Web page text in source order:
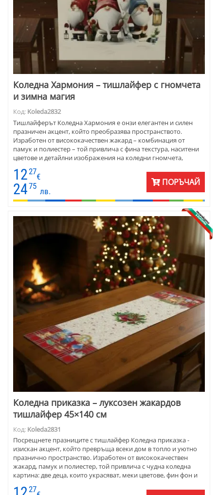
Коледна Хармония – тишлайфер с гномчета
и зимна магия
Код: Koleda2832
Тишлайферът Коледна Хармония е онзи елегантен и силен
празничен акцент, който преобразява пространството.
Изработен от висококачествен жакард – комбинация от
памук и полиестер – той привлича с фина текстура, наситени
цветове и детайлни изображения на коледни гномчета,
елхички и снежни мотиви. Материята пада красиво, стои
стабилно върху всякакъв тип маси и внася усещане за уют и
празничност . Предлага се в размери 40×100 см и 45×140 см ,
което го прави отличен избор за трапезни, холни и помощни
маси. Прекрасен за домове, заведения и като стилен коледен
1227
€
2475
лв.
ПОРЪЧАЙ
Коледна приказка – луксозен жакардов
тишлайфер 45×140 см
Код: Koleda2831
Посрещнете празниците с тишлайфер Коледна приказка -
изискан акцент, който превръща всеки дом в топло и уютно
празнично пространство. Изработен от висококачествен
жакард, памук и полиестер, той привлича с чудна коледна
картина: две деца, които украсяват, меки цветове, фин фон и
стабилно и се дипли красиво върху всяка маса. Тишлайферът
27